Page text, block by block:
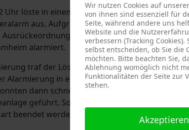
Uhr löste in einem Industriebetrieb in der
aus. Aufgrund der erhöhten
zwei Löschzüge der
alarmiert.
traf der Löschzug der
Alarmierung in einem benachbarten Betrieb
dann schnell Entwarnung geben. Ein
geführt. Somit konnte nach 10 Minuten
beendet werden.
Wir nutzen Cookies auf
von ihnen sind essenziell für
Seite, während andere uns
Website und die
verbessern (Tracking Cookies).
selbst entscheiden, ob Sie die
möchten. Bitte beachten Sie,
Ablehnung womöglich nicht
Funktionalitäten der Seite zur
stehen.
Akzeptieren